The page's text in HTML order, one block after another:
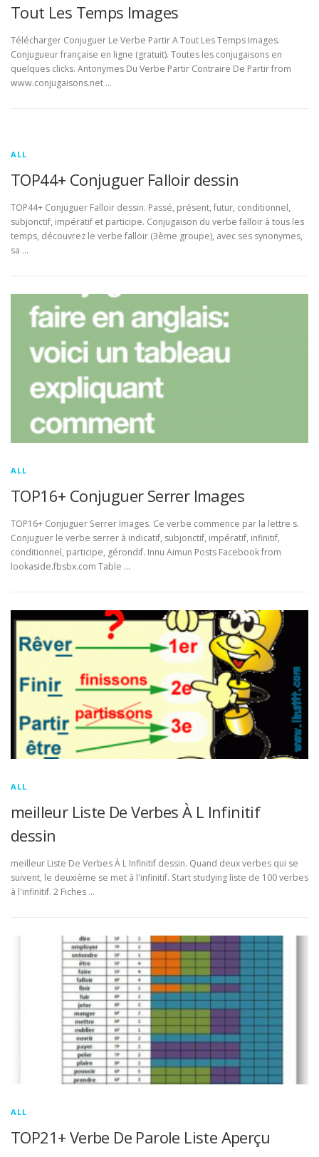
Tout Les Temps Images
Télécharger Conjuguer Le Verbe Partir A Tout Les Temps Images.
Conjugueur française en ligne (gratuit). Toutes les conjugaisons en
quelques clicks. Antonymes Du Verbe Partir Contraire De Partir from
www.conjugaisons.net …
ALL
TOP44+ Conjuguer Falloir dessin
TOP44+ Conjuguer Falloir dessin. Passé, présent, futur, conditionnel,
subjonctif, impératif et participe. Conjugaison du verbe falloir à tous les
temps, découvrez le verbe falloir (3ème groupe), avec ses synonymes,
sa …
ALL
TOP16+ Conjuguer Serrer Images
TOP16+ Conjuguer Serrer Images. Ce verbe commence par la lettre s.
Conjuguer le verbe serrer à indicatif, subjonctif, impératif, infinitif,
conditionnel, participe, gérondif. Innu Aimun Posts Facebook from
lookaside.fbsbx.com Table …
ALL
meilleur Liste De Verbes À L Infinitif
dessin
meilleur Liste De Verbes À L Infinitif dessin. Quand deux verbes qui se
suivent, le deuxième se met à l'infinitif. Start studying liste de 100 verbes
à l'infinitif. 2 Fiches …
ALL
TOP21+ Verbe De Parole Liste Aperçu